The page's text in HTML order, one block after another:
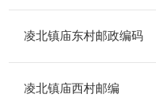
凌北镇庙东村邮政编码
凌北镇庙西村邮编